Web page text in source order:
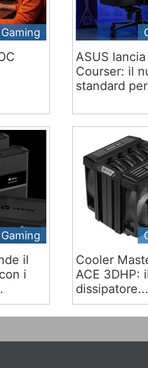
Gaming
ASUS lancia
Courser: il
standard
Gaming
il
i
Cooler
ACE 3DHP:
dissipatore...